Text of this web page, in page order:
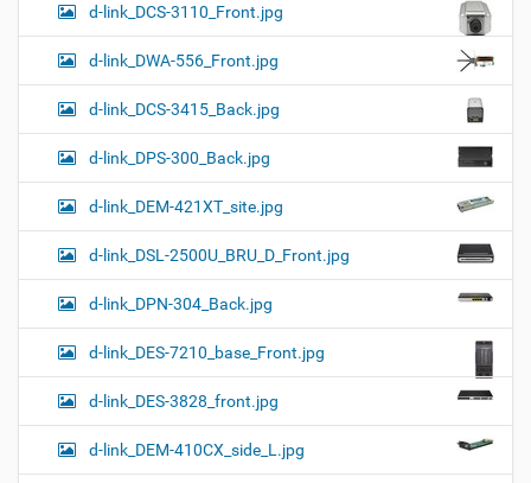
d-link_DCS-3110_Front.jpg
d-link_DWA-556_Front.jpg
d-link_DCS-3415_Back.jpg
d-link_DPS-300_Back.jpg
d-link_DEM-421XT_site.jpg
d-link_DSL-2500U_BRU_D_Front.jpg
d-link_DPN-304_Back.jpg
d-link_DES-7210_base_Front.jpg
d-link_DES-3828_front.jpg
d-link_DEM-410CX_side_L.jpg